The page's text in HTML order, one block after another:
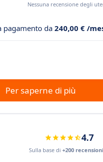
Nessuna recensione degli
pagamento da240,00 € /
Per saperne di più
4.7
Sulla base di +200 recensioni